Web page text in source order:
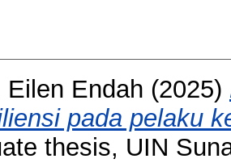
Eilen Endah (2025)
pada pelaku
thesis, UIN